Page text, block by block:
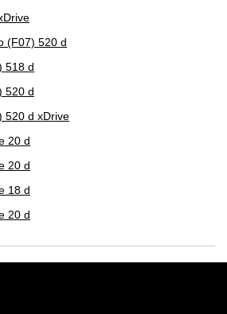
(F07) 520 d
518 d
520 d
520 d xDrive
20 d
20 d
18 d
20 d